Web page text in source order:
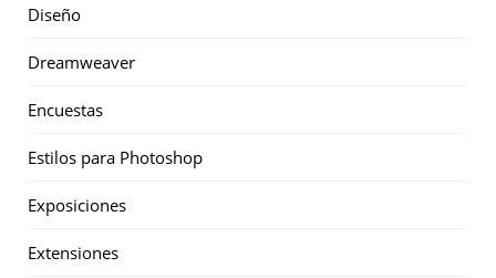
Diseño
Dreamweaver
Encuestas
Estilos para Photoshop
Exposiciones
Extensiones